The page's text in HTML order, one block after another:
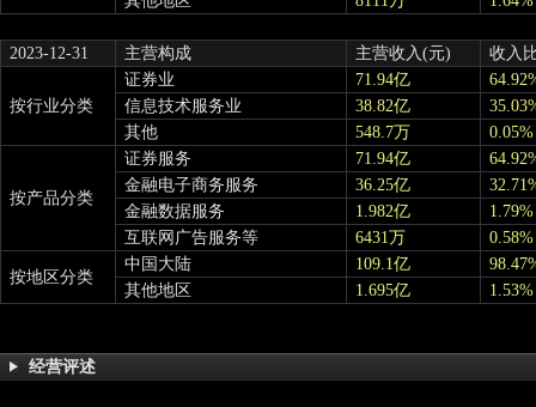
2023-12-31 主营构成 主营收入(元) 收入
按行业分类
证券业 71.94亿
信息技术服务业
38.82亿
其他
548.7万 0.05%
按产品分类
证券服务 71.94亿
金融电子商务服务
36.25亿
金融数据服务
1.982亿
1.79%
互联网广告服务等
6431万 0.58%
按地区分类
中国大陆 109.1亿
其他地区
1.695亿 1.53%
经营评述